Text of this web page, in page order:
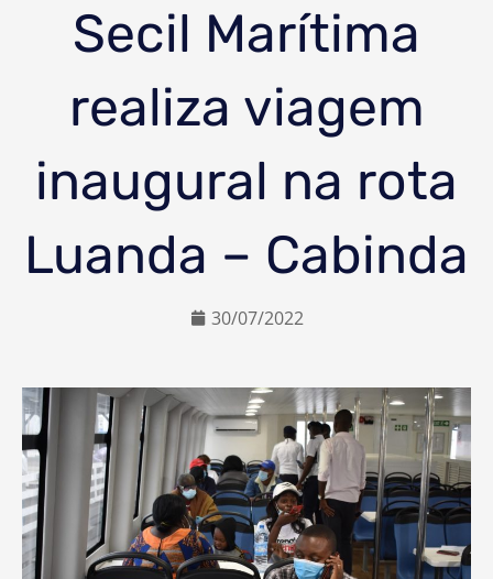
Secil Marítima
realiza viagem
inaugural na rota
Luanda – Cabinda
30/07/2022